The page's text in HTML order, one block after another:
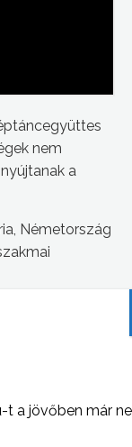
nem
a
Németország
és
művészeti
t a jövőben már